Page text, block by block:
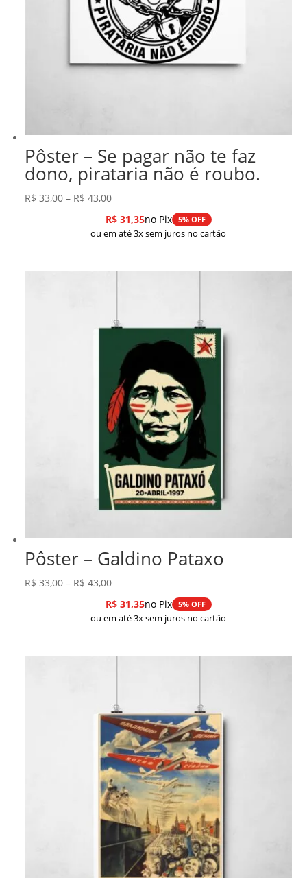
Pôster – Se pagar não te faz
dono, pirataria não é roubo.
R$ 33,00 – R$ 43,00Faixa
de
preço:
através
R$31,35no Pix 5% OFF
ou em até 3x sem juros no cartão
Pôster – Galdino Pataxo
R$ 33,00 – R$ 43,00Faixa
de
preço:
através
R$31,35no Pix 5% OFF
ou em até 3x sem juros no cartão